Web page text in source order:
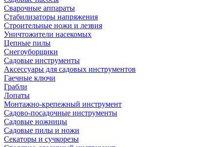
Сварочные аппараты
Стабилизаторы напряжения
Строительные ножи и лезвия
Уничтожители насекомых
Цепные пилы
Снегоуборщики
Садовые инструменты
Аксессуары для садовых инструментов
Гаечные ключи
Грабли
Лопаты
Монтажно-крепежный инструмент
Садово-посадочные инструменты
Садовые ножницы
Садовые пилы и ножи
Секаторы и сучкорезы